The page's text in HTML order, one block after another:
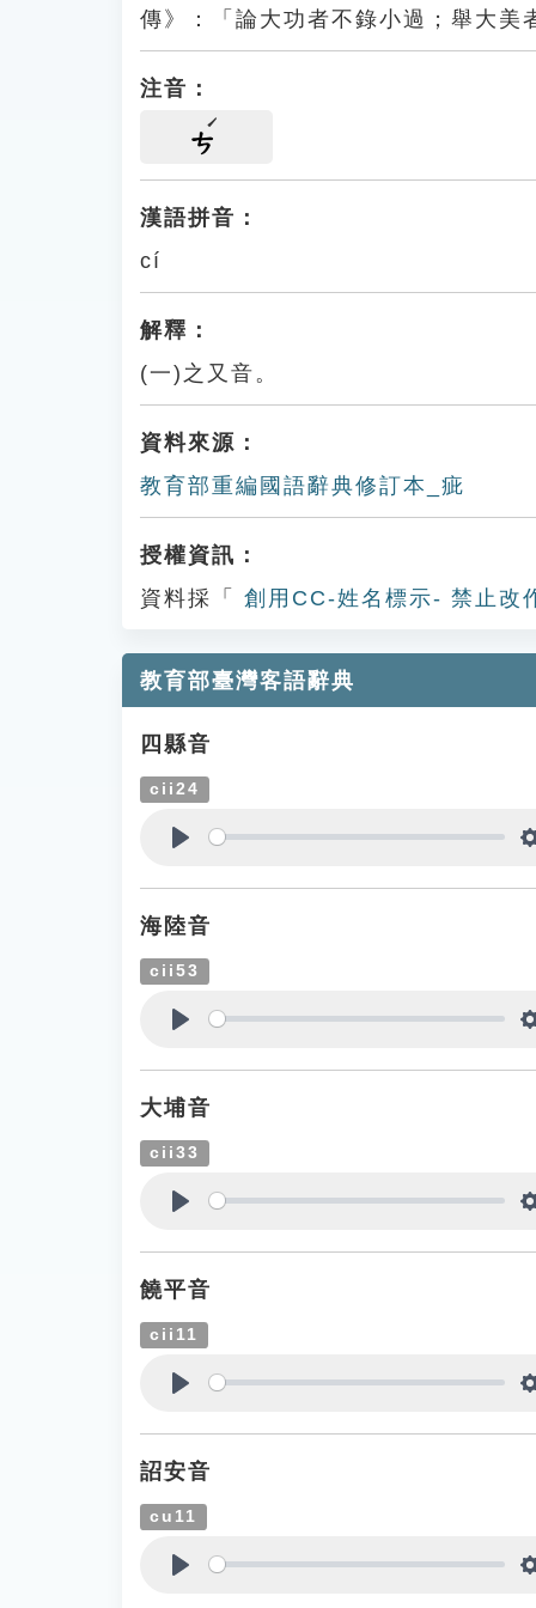
傳》：「論大功者不錄小過；舉大美
注音：
ㄘ
漢語拼音：
cí
解釋：
(一)之又音。
資料來源：
教育部重編國語辭典修訂本_疵
授權資訊：
資料採「
創用CC-姓名標示- 禁止改
教育部臺灣客語辭典
四縣音
cii24
海陸音
cii53
大埔音
cii33
饒平音
cii11
詔安音
cu11